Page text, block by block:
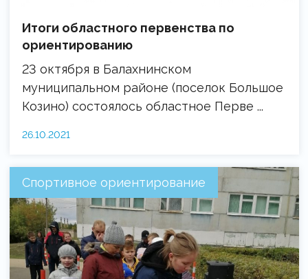
Итоги областного первенства по
ориентированию
23 октября в Балахнинском
муниципальном районе (поселок Большое
Козино) состоялось областное Перве ...
26.10.2021
Спортивное ориентирование